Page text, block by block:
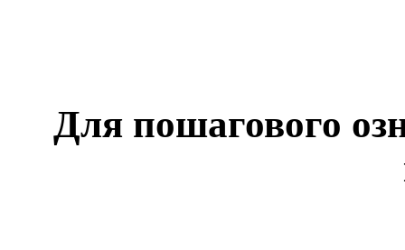
Для пошагового